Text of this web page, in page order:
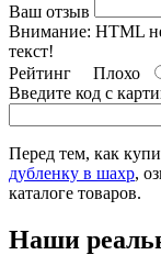
Ваш отзыв
Внимание: HTML
текст!
Рейтинг Плохо
Введите код c
Перед тем, как
дубленку в шахр,
каталоге товаров.
Наши